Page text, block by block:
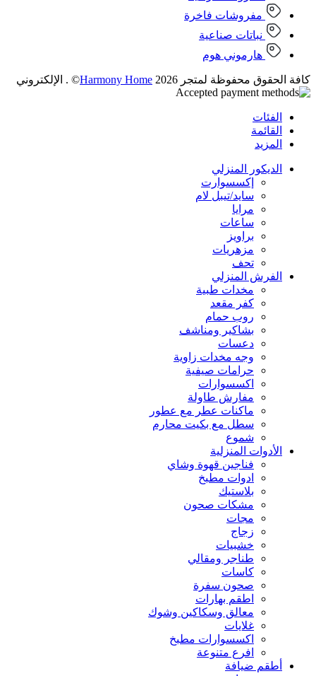
مفروشات فاخرة
نباتات صناعية
هارموني هوم
كافة الحقوق محفوظة لمتجر 2026 Harmony Home© . الإلكتروني
الفئات
القائمة
المزيد
الديكور المنزلي
إكسسوارت
سايد/تيبل لام
مرايا
ساعات
براويز
مزهريات
تحف
الفرش المنزلي
مخدات طبية
كفر مقعد
روب حمام
بشاكير ومناشف
دعسات
وجه مخدات زاوية
حرامات صيفية
اكسسوارات
مفارش طاولة
ماكنات عطر مع عطور
سطل مع بكيت محارم
شموع
الأدوات المنزلية
فناجين قهوة وشاي
ادوات مطبخ
بلاستيك
مشكات صحون
مجات
زجاج
خشبيات
طناجر ومقالي
كاسات
صحون سفرة
اطقم بهارات
معالق وسكاكين وشوك
غلايات
اكسسوارات مطبخ
افرع متنوعة
أطقم ضيافة